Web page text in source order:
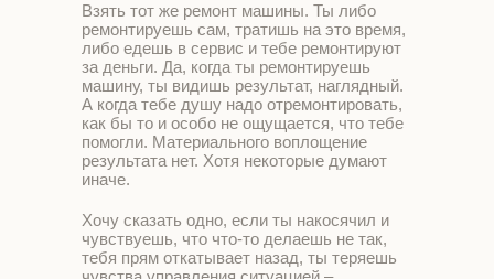
Взять тот же ремонт машины. Ты либо
ремонтируешь сам, тратишь на это время,
либо едешь в сервис и тебе ремонтируют
за деньги. Да, когда ты ремонтируешь
машину, ты видишь результат, наглядный.
А когда тебе душу надо отремонтировать,
как бы то и особо не ощущается, что тебе
помогли. Материального воплощение
результата нет. Хотя некоторые думают
иначе.
Хочу сказать одно, если ты накосячил и
чувствуешь, что что-то делаешь не так,
тебя прям откатывает назад, ты теряешь